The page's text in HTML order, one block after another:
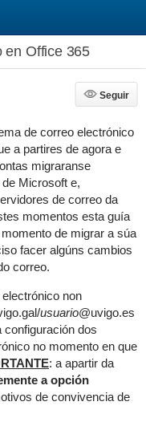
en Office 365
Seguir
Seguir
de correo electrónico
a partires de agora e
migraranse
Microsoft e,
de correo da
momentos esta guía
de migrar a súa
facer algúns cambios
correo.
non
usuario@uvigo.es
configuración dos
no momento en que
: a apartir da
a opción
de convivencia de